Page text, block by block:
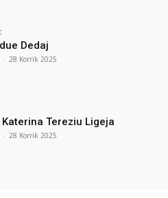
Dedaj
- 28 Korrik 2025
Tereziu Ligeja
- 28 Korrik 2025